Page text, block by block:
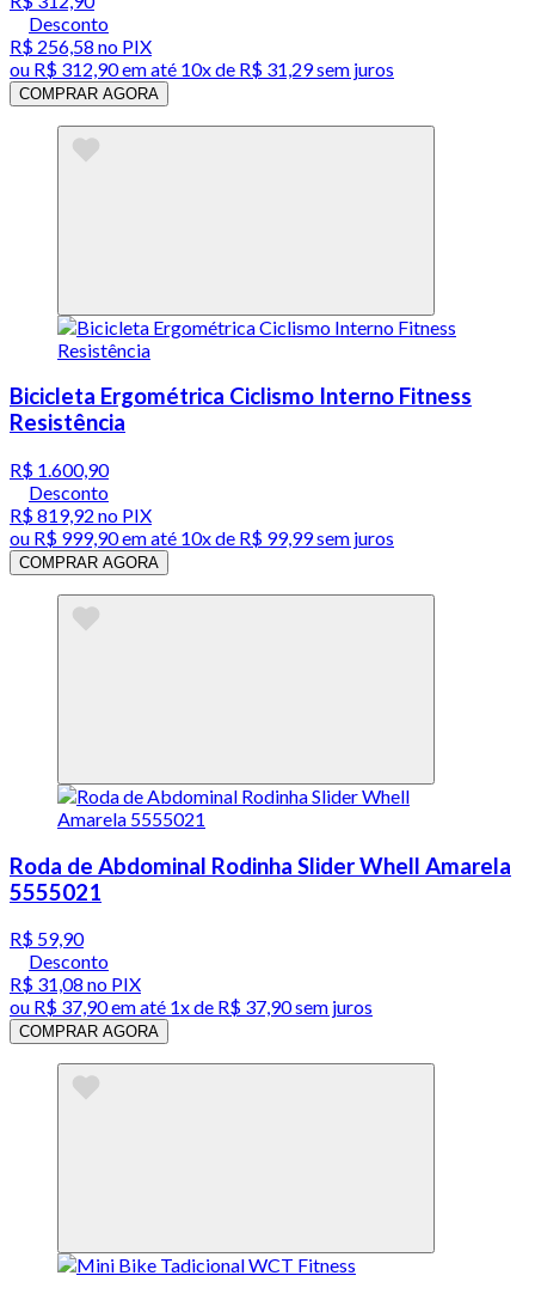
Desconto
R$ 256,58 no PIX
ou R$ 312,90em até 10x de R$ 31,29 sem juros
COMPRAR AGORA
Bicicleta Ergométrica Ciclismo Interno Fitness
Resistência
R$ 1.600,90
Desconto
R$ 819,92 no PIX
ou R$ 999,90em até 10x de R$ 99,99 sem juros
COMPRAR AGORA
Roda de Abdominal Rodinha Slider Whell Amarela
5555021
R$ 59,90
Desconto
R$ 31,08 no PIX
ou R$ 37,90em até 1x de R$ 37,90sem juros
COMPRAR AGORA